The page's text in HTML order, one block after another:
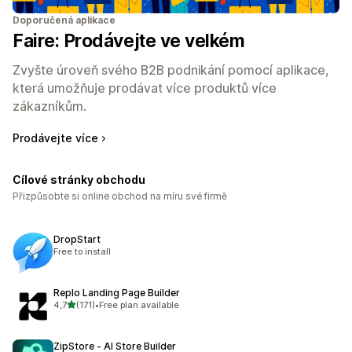
Doporučená aplikace
Faire: Prodávejte ve velkém
Zvyšte úroveň svého B2B podnikání pomocí aplikace,
která umožňuje prodávat více produktů více
zákazníkům.
Prodávejte více
Cílové stránky obchodu
Přizpůsobte si online obchod na míru své firmě
DropStart
Free to install
Replo Landing Page Builder
4,7z 5 hvězd
(171)
Celkový počet recenzí: 171
•Free plan available
ZipStore ‑ AI Store Builder